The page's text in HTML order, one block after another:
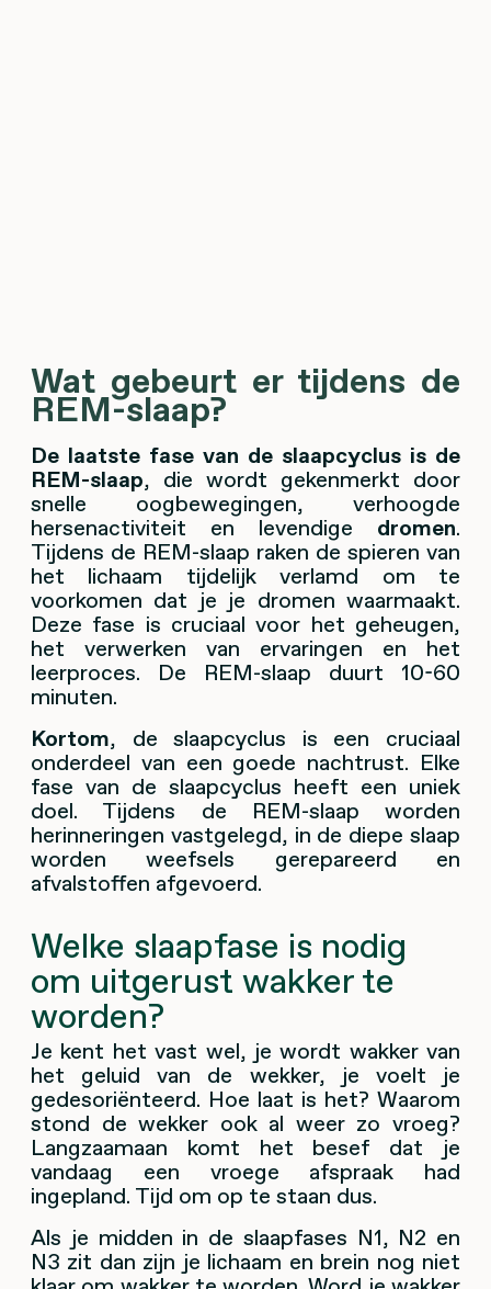
Wat gebeurt er tijdens de
REM-slaap?
De laatste fase van de slaapcyclus is de
REM-slaap, die wordt gekenmerkt door
snelle oogbewegingen, verhoogde
hersenactiviteit en levendige dromen.
Tijdens de REM-slaap raken de spieren van
het lichaam tijdelijk verlamd om te
voorkomen dat je je dromen waarmaakt.
Deze fase is cruciaal voor het geheugen,
het verwerken van ervaringen en het
leerproces. De REM-slaap duurt 10-60
minuten.
Kortom, de slaapcyclus is een cruciaal
onderdeel van een goede nachtrust. Elke
fase van de slaapcyclus heeft een uniek
doel. Tijdens de REM-slaap worden
herinneringen vastgelegd, in de diepe slaap
worden weefsels gerepareerd en
afvalstoffen afgevoerd.
Welke slaapfase is nodig
om uitgerust wakker te
worden?
Je kent het vast wel, je wordt wakker van
het geluid van de wekker, je voelt je
gedesoriënteerd. Hoe laat is het? Waarom
stond de wekker ook al weer zo vroeg?
Langzaamaan komt het besef dat je
vandaag een vroege afspraak had
ingepland. Tijd om op te staan dus.
Als je midden in de slaapfases N1, N2 en
N3 zit dan zijn je lichaam en brein nog niet